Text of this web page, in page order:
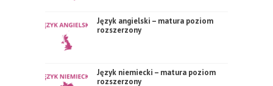
Język angielski – matura poziom
rozszerzony
Język niemiecki – matura poziom
rozszerzony